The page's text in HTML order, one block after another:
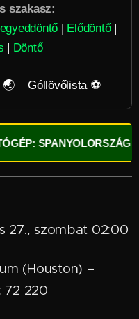
szakasz:
| Elődöntő|
| Döntő
🌏 Góllövőlista ⚽
A
27., szombat 02:00
(Houston) –
72 220